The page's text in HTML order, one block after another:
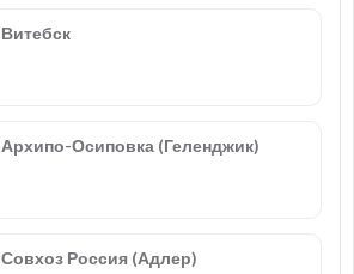
Витебск
Архипо-Осиповка (Геленджик)
Совхоз Россия (Адлер)